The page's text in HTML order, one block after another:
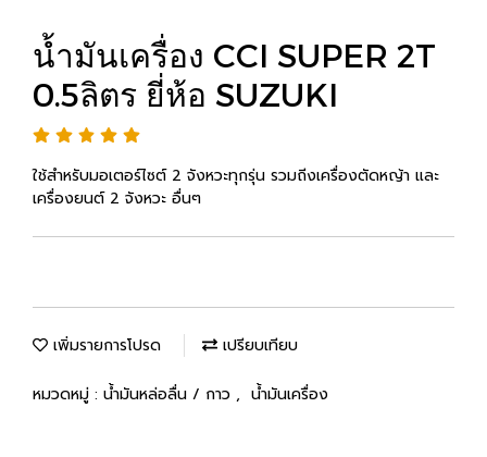
น้ำมันเครื่อง CCI SUPER 2T
0.5ลิตร ยี่ห้อ SUZUKI
ใช้สำหรับมอเตอร์ไซต์ 2 จังหวะทุกรุ่น รวมถีงเครื่องตัดหญ้า และ
เครื่องยนต์ 2 จังหวะ อื่นๆ
เพิ่มรายการโปรด เปรียบเทียบ
หมวดหมู่ : น้ำมันหล่อลื่น / กาว , น้ำมันเครื่อง